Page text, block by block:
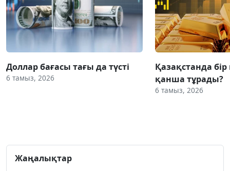
Доллар бағасы тағы да түсті
6 тамыз, 2026
Қазақстанда
қанша тұрады?
6 тамыз, 2026
Жаңалықтар